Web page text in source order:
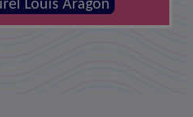
Louis Aragon
la Canopée